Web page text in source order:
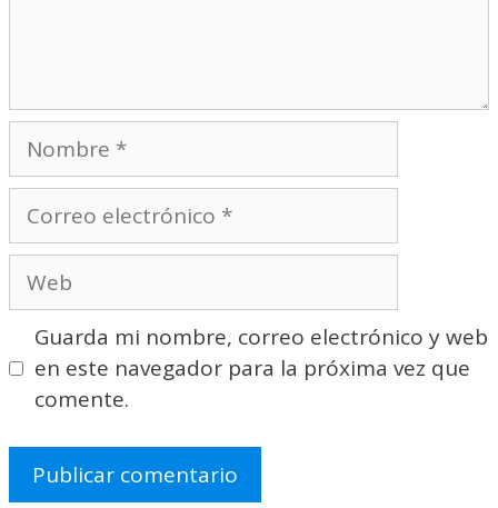
Nombre
Correo
Web
Guarda mi nombre, correo electrónico y web
en este navegador para la próxima vez que
comente.